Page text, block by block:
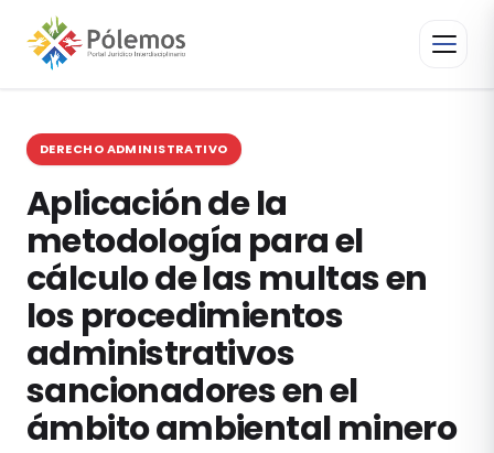
DERECHO ADMINISTRATIVO
Aplicación de la
metodología para el
cálculo de las multas en
los procedimientos
administrativos
sancionadores en el
ámbito ambiental minero